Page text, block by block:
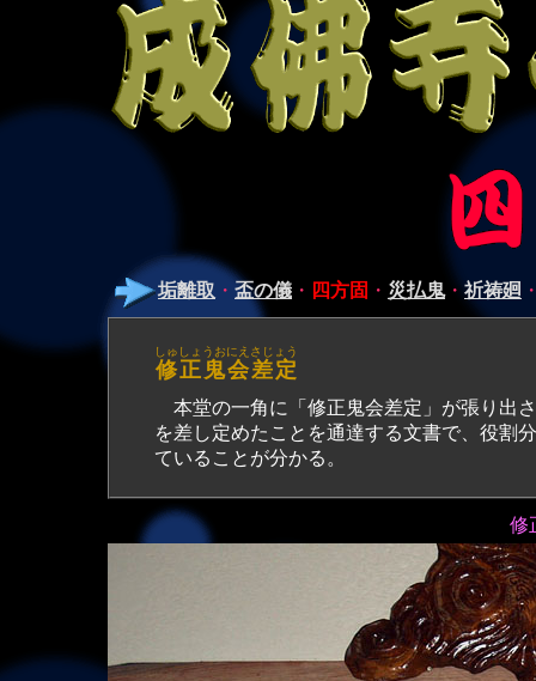
垢離取 ・ 盃の儀 ・ 四方固 ・ 災払鬼・ 祈祷廻
修正鬼会差定
しゅしょうおにえさじょう
本堂の一角に「修正鬼会差定」が張り出
を差し定めたことを通達する文書で、役割
ていることが分かる。
修